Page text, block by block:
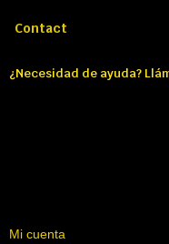
Contact
¿Necesidad de ayuda?
Mi cuenta